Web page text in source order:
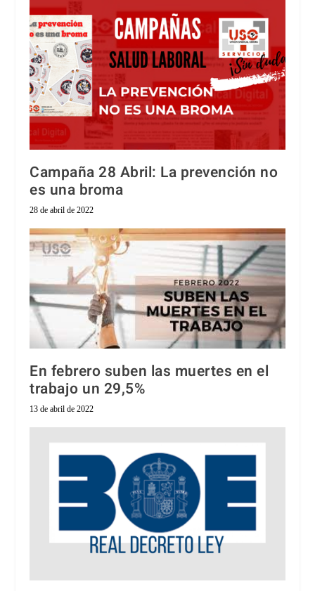
Campaña 28 Abril: La prevención no
es una broma
28 de abril de 2022
En febrero suben las muertes en el
trabajo un 29,5%
13 de abril de 2022